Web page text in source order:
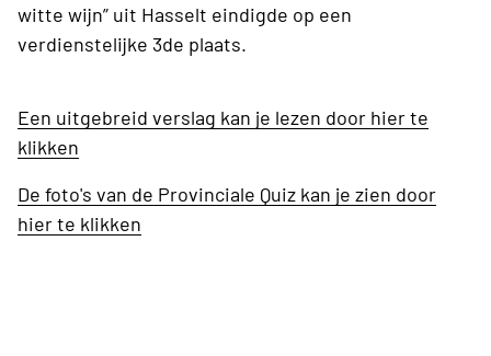
witte wijn” uit Hasselt eindigde op een
verdienstelijke 3de plaats.
Een uitgebreid verslag kan je lezen door hier te
klikken
De foto's van de Provinciale Quiz kan je zien door
hier te klikken